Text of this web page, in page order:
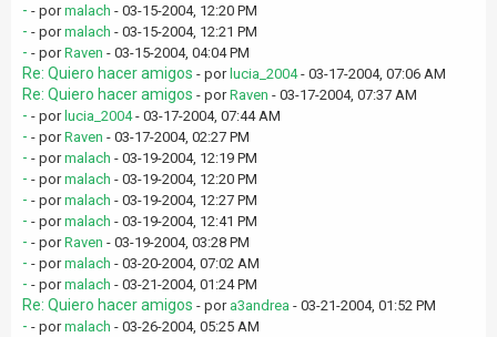
- - pormalach - 03-15-2004, 12:20 PM
- - pormalach - 03-15-2004, 12:21 PM
- - porRaven - 03-15-2004, 04:04 PM
Re: Quiero hacer amigos - por lucia_2004- 03-17-2004, 07:06 AM
Re: Quiero hacer amigos - porRaven - 03-17-2004, 07:37 AM
- - por lucia_2004- 03-17-2004, 07:44 AM
- - porRaven - 03-17-2004, 02:27 PM
- - pormalach - 03-19-2004, 12:19 PM
- - pormalach - 03-19-2004, 12:20 PM
- - pormalach - 03-19-2004, 12:27 PM
- - pormalach - 03-19-2004, 12:41 PM
- - porRaven - 03-19-2004, 03:28 PM
- - pormalach - 03-20-2004, 07:02 AM
- - pormalach - 03-21-2004, 01:24 PM
Re: Quiero hacer amigos - por a3andrea - 03-21-2004, 01:52 PM
- - pormalach - 03-26-2004, 05:25 AM